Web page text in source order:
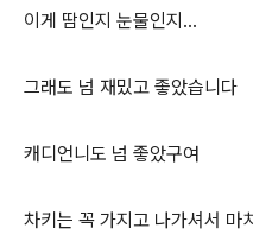
이게 땀인지 눈물인지...
그래도 넘 재밌고 좋았습니다
캐디언니도 넘 좋았구여
차키는 꼭 가지고 나가셔서 마